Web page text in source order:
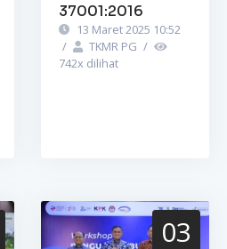
37001:2016
13 Maret 2025 10:52
/
TKMR PG /
742x dilihat
03